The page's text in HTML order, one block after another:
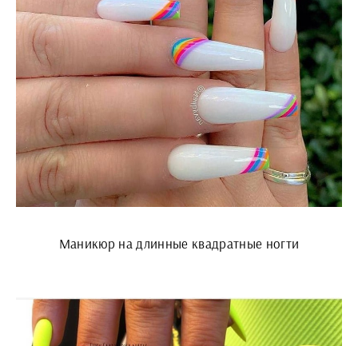
Маникюр на длинные квадратные ногти